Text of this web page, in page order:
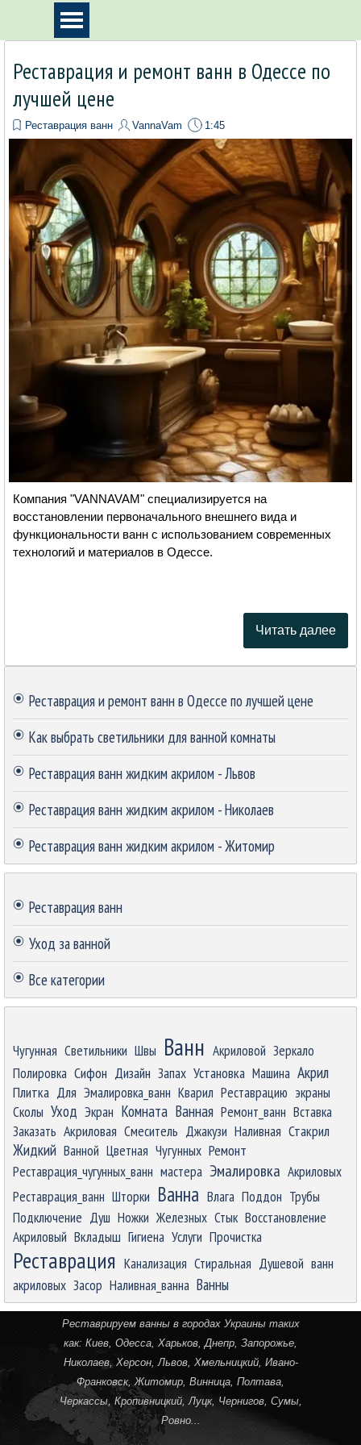
Перейти к контентуПропустить меню
Реставрация и ремонт ванн в Одессе по
лучшей цене
Реставрация ванн VannaVam 1:45
Компания "VANNAVAM" специализируется на
восстановлении первоначального внешнего вида и
функциональности ванн с использованием современных
технологий и материалов в Одессе.
Читать далее
Реставрация и ремонт ванн в Одессе по лучшей цене
Как выбрать светильники для ванной комнаты
Реставрация ванн жидким акрилом - Львов
Реставрация ванн жидким акрилом - Николаев
Реставрация ванн жидким акрилом - Житомир
Реставрация ванн
Уход за ванной
Все категории
Чугунная Светильники Швы Ванн Акриловой Зеркало
Полировка Сифон Дизайн Запах Установка Машина Акрил
Плитка Для Эмалировка_ванн Кварил Реставрацию экраны
Сколы Уход Экран Комната Ванная Ремонт_ванн Вставка
Заказать Акриловая Смеситель Джакузи Наливная Стакрил
Жидкий Ванной Цветная Чугунных Ремонт
Реставрация_чугунных_ванн мастера Эмалировка Акриловых
Реставрация_ванн Шторки Ванна Влага Поддон Трубы
Подключение Душ Ножки Железных Стык Восстановление
Акриловый Вкладыш Гигиена Услуги Прочистка
Реставрация Канализация Стиральная Душевой ванн
акриловых Засор Наливная_ванна Ванны
Реставрируем ванны в городах Украины таких
как: Киев, Одесса, Харьков,Днепр, Запорожье,
Николаев, Херсон,Львов, Хмельницкий, Ивано-
Франковск,Житомир, Винница, Полтава,
Черкассы, Кропивницкий, Луцк, Чернигов, Сумы,
Ровно...